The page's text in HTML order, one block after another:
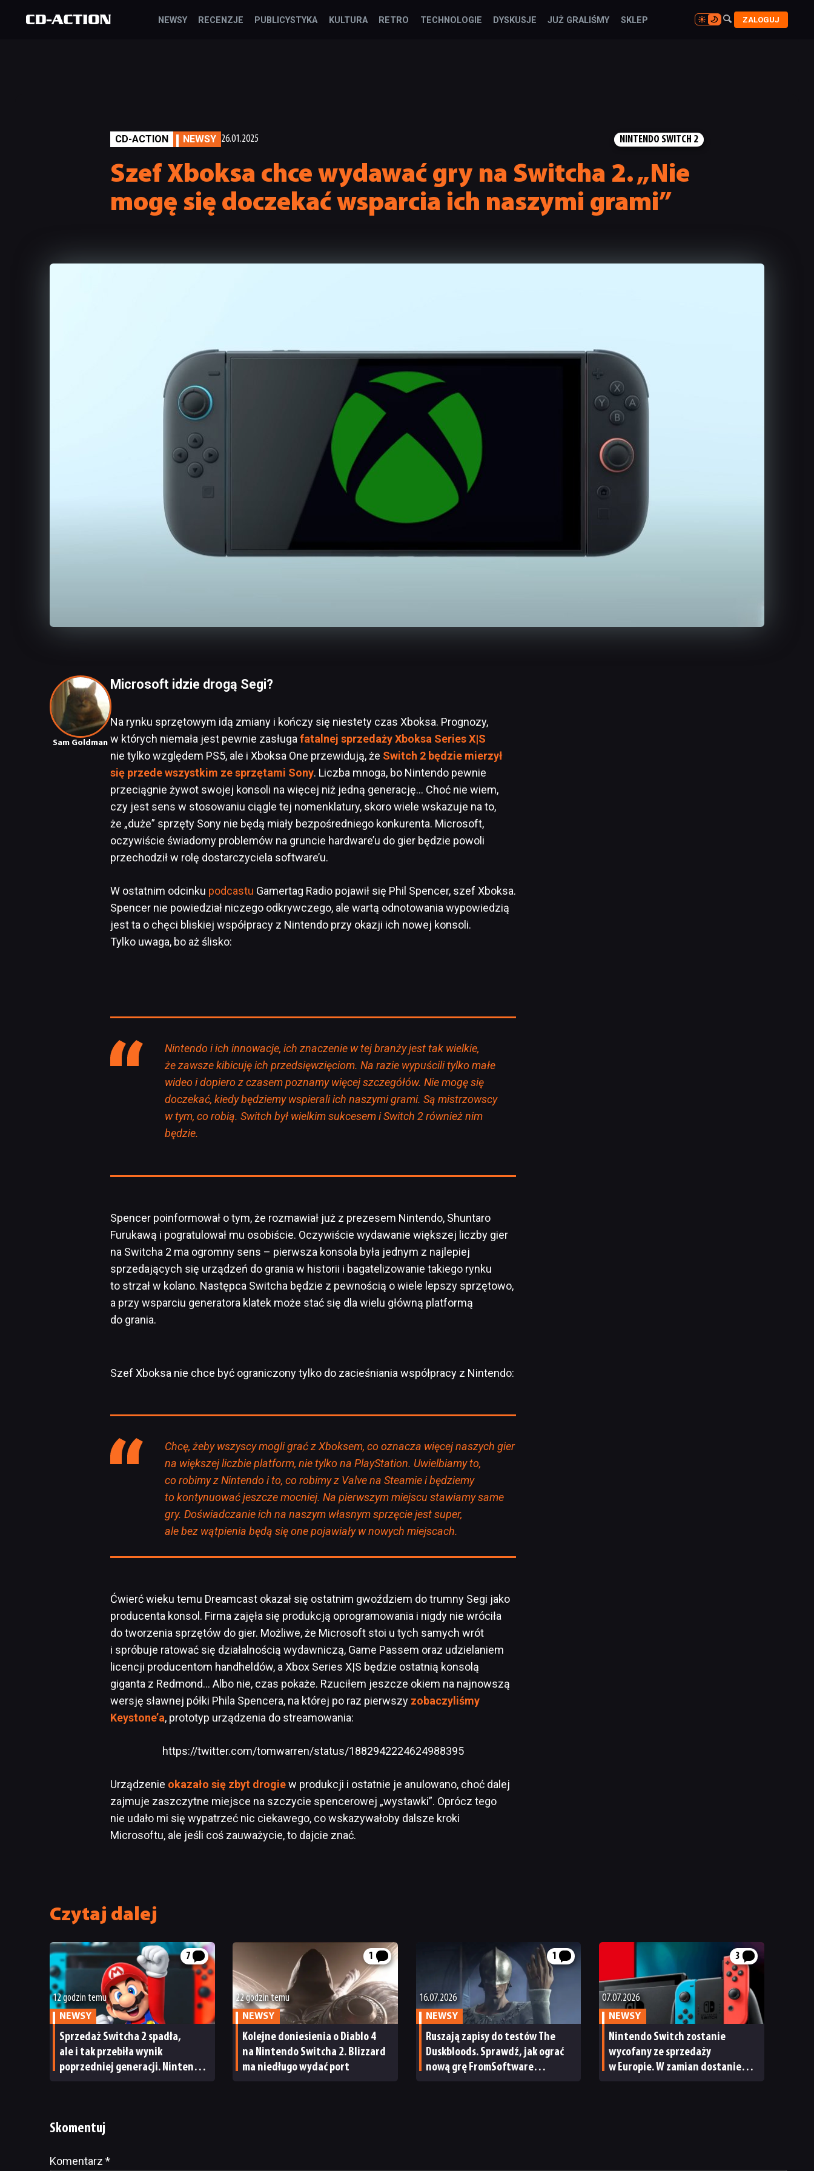
NEWSY RECENZJE PUBLICYSTYKA KULTURA RETRO TECHNOLOGIE DYSKUSJE JUŻ GRALIŚMY SKLEP 
 ZALOGUJ
CD-ACTION NEWSY 26.01.2025 NINTENDO SWITCH 2
Szef Xboksa chce wydawać gry na Switcha 2. „Nie
mogę się doczekać wsparcia ich naszymi grami”
Sam Goldman
Microsoft idzie drogą Segi?
Na rynku sprzętowym idą zmiany i kończy się niestety czas Xboksa. Prognozy,
w których niemała jest pewnie zasługa fatalnej sprzedaży Xboksa Series X|S
nie tylko względem PS5, ale i Xboksa One przewidują, że Switch 2 będzie mierzył
się przede wszystkim ze sprzętami Sony. Liczba mnoga, bo Nintendo pewnie
przeciągnie żywot swojej konsoli na więcej niż jedną generację… Choć nie wiem,
czy jest sens w stosowaniu ciągle tej nomenklatury, skoro wiele wskazuje na to,
że „duże” sprzęty Sony nie będą miały bezpośredniego konkurenta. Microsoft,
oczywiście świadomy problemów na gruncie hardware’u do gier będzie powoli
przechodził w rolę dostarczyciela software’u.
W ostatnim odcinku podcastu Gamertag Radio pojawił się Phil Spencer, szef Xboksa.
Spencer nie powiedział niczego odkrywczego, ale wartą odnotowania wypowiedzią
jest ta o chęci bliskiej współpracy z Nintendo przy okazji ich nowej konsoli.
Tylko uwaga, bo aż ślisko:
Nintendo i ich innowacje, ich znaczenie w tej branży jest tak wielkie,
że zawsze kibicuję ich przedsięwzięciom. Na razie wypuścili tylko małe
wideo i dopiero z czasem poznamy więcej szczegółów. Nie mogę się
doczekać, kiedy będziemy wspierali ich naszymi grami. Są mistrzowscy
w tym, co robią. Switch był wielkim sukcesem i Switch 2 również nim
będzie.
Spencer poinformował o tym, że rozmawiał już z prezesem Nintendo, Shuntaro
Furukawą i pogratulował mu osobiście. Oczywiście wydawanie większej liczby gier
na Switcha 2 ma ogromny sens – pierwsza konsola była jednym z najlepiej
sprzedających się urządzeń do grania w historii i bagatelizowanie takiego rynku
to strzał w kolano. Następca Switcha będzie z pewnością o wiele lepszy sprzętowo,
a przy wsparciu generatora klatek może stać się dla wielu główną platformą
do grania.
Szef Xboksa nie chce być ograniczony tylko do zacieśniania współpracy z Nintendo:
Chcę, żeby wszyscy mogli grać z Xboksem, co oznacza więcej naszych gier
na większej liczbie platform, nie tylko na PlayStation. Uwielbiamy to,
co robimy z Nintendo i to, co robimy z Valve na Steamie i będziemy
to kontynuować jeszcze mocniej. Na pierwszym miejscu stawiamy same
gry. Doświadczanie ich na naszym własnym sprzęcie jest super,
ale bez wątpienia będą się one pojawiały w nowych miejscach.
Ćwierć wieku temu Dreamcast okazał się ostatnim gwoździem do trumny Segi jako
producenta konsol. Firma zajęła się produkcją oprogramowania i nigdy nie wróciła
do tworzenia sprzętów do gier. Możliwe, że Microsoft stoi u tych samych wrót
i spróbuje ratować się działalnością wydawniczą, Game Passem oraz udzielaniem
licencji producentom handheldów, a Xbox Series X|S będzie ostatnią konsolą
giganta z Redmond… Albo nie, czas pokaże. Rzuciłem jeszcze okiem na najnowszą
wersję sławnej półki Phila Spencera, na której po raz pierwszy zobaczyliśmy
Keystone’a, prototyp urządzenia do streamowania:
https://twitter.com/tomwarren/status/1882942224624988395
Urządzenie okazało się zbyt drogiew produkcji i ostatnie je anulowano, choć dalej
zajmuje zaszczytne miejsce na szczycie spencerowej „wystawki”. Oprócz tego
nie udało mi się wypatrzeć nic ciekawego, co wskazywałoby dalsze kroki
Microsoftu, ale jeśli coś zauważycie, to dajcie znać.
Czytaj dalej
7
12 godzin temu
NEWSY
Sprzedaż Switcha 2 spadła,
ale i tak przebiła wynik
poprzedniej generacji. Nintendo
1
22 godzin temu
NEWSY
Kolejne doniesienia o Diablo 4
na Nintendo Switcha 2. Blizzard
ma niedługo wydać port
1
16.07.2026
NEWSY
Ruszają zapisy do testów The
Duskbloods. Sprawdź, jak ograć
nową grę FromSoftware
3
07.07.2026
NEWSY
Nintendo Switch zostanie
wycofany ze sprzedaży
w Europie. W zamian dostaniemy
Skomentuj
Komentarz *
Alternative: